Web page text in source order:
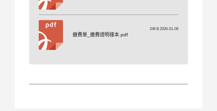
繳費單_繳費證明樣本.pdf
246 B 2026-01-06